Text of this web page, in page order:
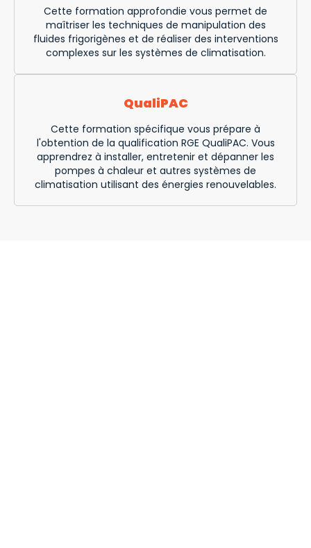
Cette formation approfondie vous permet de
maîtriser les techniques de manipulation des
fluides frigorigènes et de réaliser des interventions
complexes sur les systèmes de climatisation.
QualiPAC
Cette formation spécifique vous prépare à
l'obtention de la qualification RGE QualiPAC. Vous
apprendrez à installer, entretenir et dépanner les
pompes à chaleur et autres systèmes de
climatisation utilisant des énergies renouvelables.